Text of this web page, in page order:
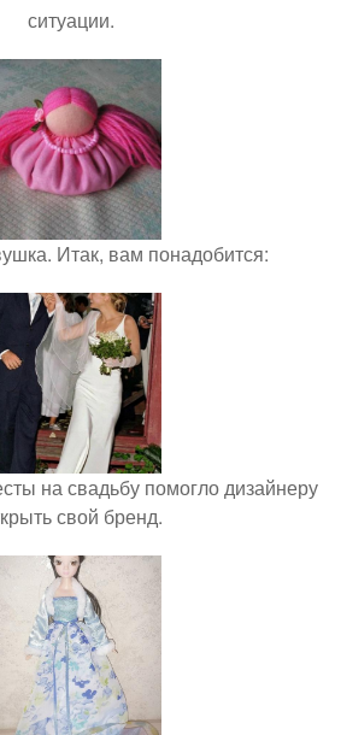
ситуации.
Итак, вам понадобится:
на свадьбу помогло дизайнеру
свой бренд.